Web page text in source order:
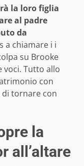
la loro figlia
al padre
da
a chiamare i i
su Brooke
voci. Tutto allo
con
di tornare con
la
all’altare